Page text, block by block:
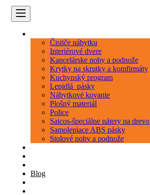
Čističe nábytku
Interiérové dvere
Kancelárske nohy a podnože
Krytky na skrutky a komfirmáty
Kuchynský program
Lepidlá_pásky
Nábytkové kovanie
Plošný materiál
Police
Saicos-špeciálne nátery na drevo
Samolepiace ABS pásky
Stolové nohy a podnože
Blog